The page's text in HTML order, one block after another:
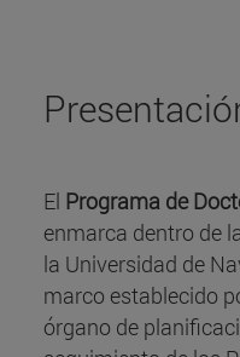
El Programa de
enmarca dentro de
la Universidad de
marco establecido
órgano de